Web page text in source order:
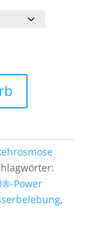
Power
,